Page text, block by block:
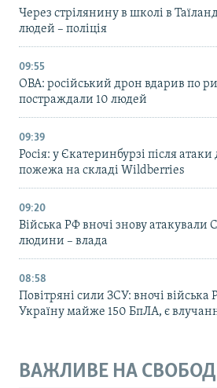
Через стрілянину в школі в
людей – поліція
09:55
ОВА: російський дрон вдарив по
постраждали 10 людей
09:39
Росія: у Єкатеринбурзі після
пожежа на складі Wildberries
09:20
Війська РФ вночі знову атакували
людини – влада
08:58
Повітряні сили ЗСУ: вночі війська
Україну майже 150 БпЛА, є
ВАЖЛИВЕ НА